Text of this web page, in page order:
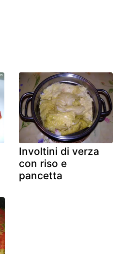
Involtini di verza
con riso e
pancetta